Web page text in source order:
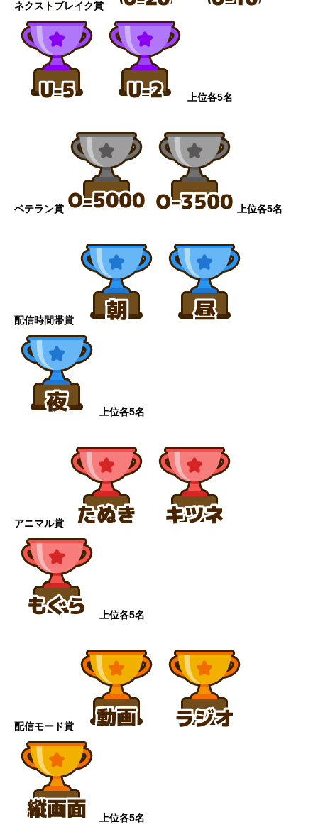
ネクストブレイク賞
上位各5名
ベテラン賞 上位各5名
配信時間帯賞
上位各5名
アニマル賞
上位各5名
配信モード賞
上位各5名